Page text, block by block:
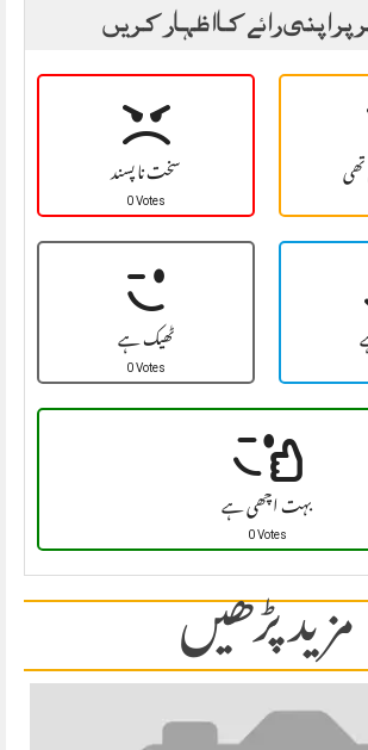
اپنی رائے کا اظہار کریں
سخت نا پسند
0 Votes
ٹھیک ہے
0 Votes
بہت اچھی ہے
0 Votes
مزید پڑھیں